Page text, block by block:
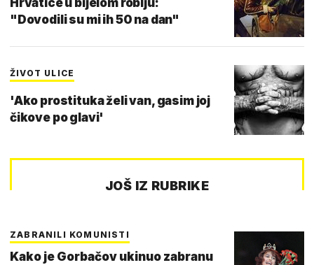
"Dovodili su mi ih 50 na dan"
ŽIVOT ULICE
'Ako prostituka želi van, gasim joj
čikove po glavi'
JOŠ IZ RUBRIKE
ZABRANILI KOMUNISTI
Kako je Gorbačov ukinuo zabranu